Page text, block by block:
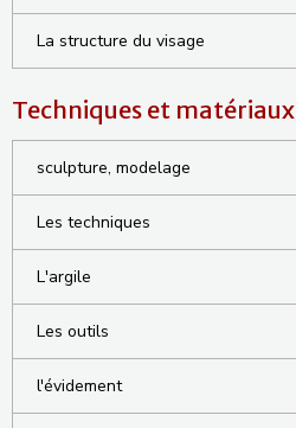
La structure du visage
Techniques et matériaux
sculpture, modelage
Les techniques
L'argile
Les outils
l'évidement